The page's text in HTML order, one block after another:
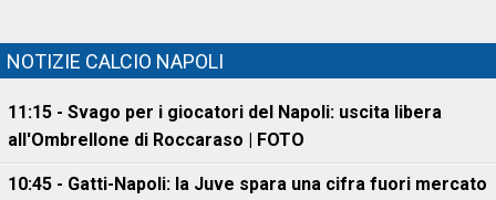
NOTIZIE CALCIO NAPOLI
11:15 - Svago per i giocatori del Napoli: uscita libera
all'Ombrellone di Roccaraso | FOTO
10:45 - Gatti-Napoli: la Juve spara una cifra fuori mercato